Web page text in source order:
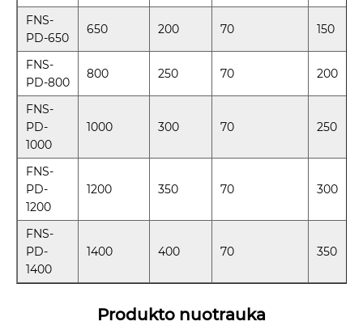
FNS-
PD-650
650 200 70 150
FNS-
PD-800
800 250 70 200
FNS-
PD-
1000
1000 300 70 250
FNS-
PD-
1200
1200 350 70 300
FNS-
PD-
1400
1400 400 70 350
Produkto nuotrauka